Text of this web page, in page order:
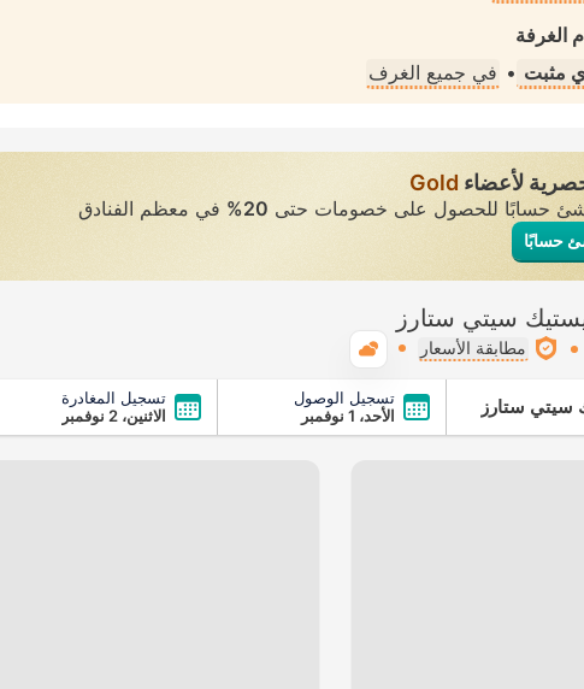
مثبت • في جميع الغرف
لأعضاء Gold
حسابًا للحصول على خصومات حتى 20% في معظم الفنادق
حسابًا
سيتي ستارز
مطابقة الأسعار
سيتي ستارز
تسجيل الوصول
الأحد، 1 نوفمبر
تسجيل المغادرة
الاثنين، 2 نوفمبر